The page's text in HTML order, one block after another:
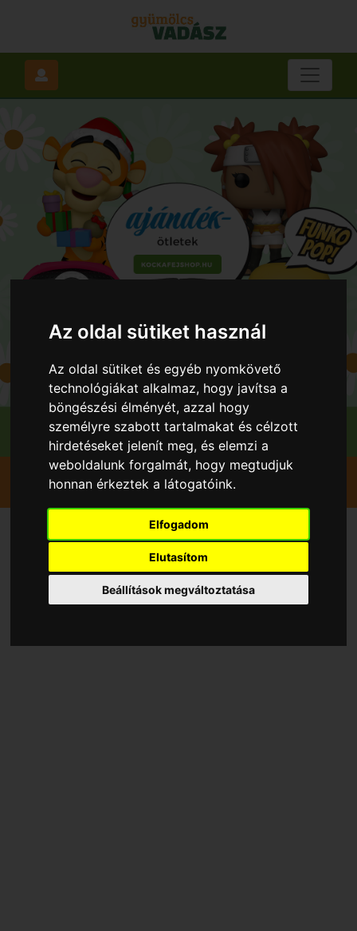
Az oldal sütiket használ
Az oldal sütiket és egyéb nyomkövető
technológiákat alkalmaz, hogy javítsa a
böngészési élményét, azzal hogy
személyre szabott tartalmakat és célzott
hirdetéseket jelenít meg, és elemzi a
weboldalunk forgalmát, hogy megtudjuk
honnan érkeztek a látogatóink.
Elfogadom
Elutasítom
Beállítások megváltoztatása
Szedd magad Eper Földieper
Áporka
Eper szedd magad Áporka
Szedd és/vagy vedd magad
Eper Földieper, Áporka
településen 2026 évben